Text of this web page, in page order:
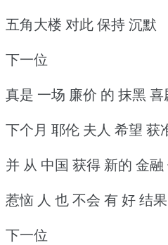
五角大楼 对此 保持 沉默
下一位
真是 一场 廉价 的 抹黑 喜
下个月 耶伦 夫人 希望 获
并 从 中国 获得 新的 金融
惹恼 人 也 不会 有 好 结果
下一位